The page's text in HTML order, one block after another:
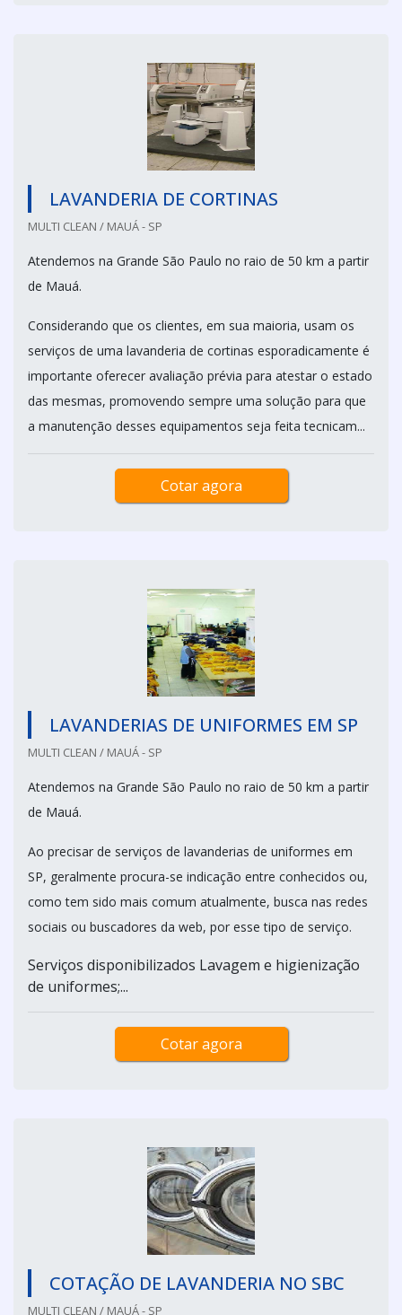
LAVANDERIA DE CORTINAS
MULTI CLEAN / MAUÁ - SP
Atendemos na Grande São Paulo no raio de 50 km a partir
de Mauá.
Considerando que os clientes, em sua maioria, usam os
serviços de uma lavanderia de cortinas esporadicamente é
importante oferecer avaliação prévia para atestar o estado
das mesmas, promovendo sempre uma solução para que
a manutenção desses equipamentos seja feita tecnicam...
Cotar agora
LAVANDERIAS DE UNIFORMES EM SP
MULTI CLEAN / MAUÁ - SP
Atendemos na Grande São Paulo no raio de 50 km a partir
de Mauá.
Ao precisar de serviços de lavanderias de uniformes em
SP, geralmente procura-se indicação entre conhecidos ou,
como tem sido mais comum atualmente, busca nas redes
sociais ou buscadores da web, por esse tipo de serviço.
Serviços disponibilizados Lavagem e higienização
de uniformes;...
Cotar agora
COTAÇÃO DE LAVANDERIA NO SBC
MULTI CLEAN / MAUÁ - SP